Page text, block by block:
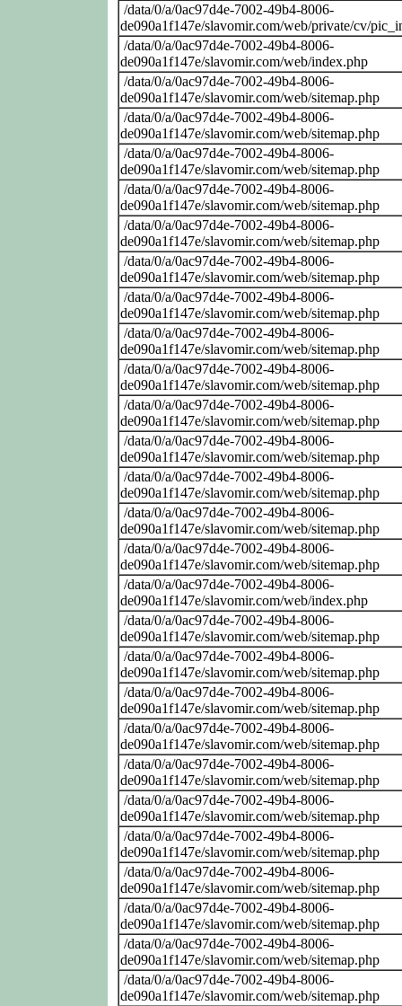
/data/0/a/0ac97d4e-7002-49b4-8006-
de090a1f147e/slavomir.com/web/private/cv/
/data/0/a/0ac97d4e-7002-49b4-8006-
de090a1f147e/slavomir.com/web/index.php
/data/0/a/0ac97d4e-7002-49b4-8006-
de090a1f147e/slavomir.com/web/sitemap.php
/data/0/a/0ac97d4e-7002-49b4-8006-
de090a1f147e/slavomir.com/web/sitemap.php
/data/0/a/0ac97d4e-7002-49b4-8006-
de090a1f147e/slavomir.com/web/sitemap.php
/data/0/a/0ac97d4e-7002-49b4-8006-
de090a1f147e/slavomir.com/web/sitemap.php
/data/0/a/0ac97d4e-7002-49b4-8006-
de090a1f147e/slavomir.com/web/sitemap.php
/data/0/a/0ac97d4e-7002-49b4-8006-
de090a1f147e/slavomir.com/web/sitemap.php
/data/0/a/0ac97d4e-7002-49b4-8006-
de090a1f147e/slavomir.com/web/sitemap.php
/data/0/a/0ac97d4e-7002-49b4-8006-
de090a1f147e/slavomir.com/web/sitemap.php
/data/0/a/0ac97d4e-7002-49b4-8006-
de090a1f147e/slavomir.com/web/sitemap.php
/data/0/a/0ac97d4e-7002-49b4-8006-
de090a1f147e/slavomir.com/web/sitemap.php
/data/0/a/0ac97d4e-7002-49b4-8006-
de090a1f147e/slavomir.com/web/sitemap.php
/data/0/a/0ac97d4e-7002-49b4-8006-
de090a1f147e/slavomir.com/web/sitemap.php
/data/0/a/0ac97d4e-7002-49b4-8006-
de090a1f147e/slavomir.com/web/sitemap.php
/data/0/a/0ac97d4e-7002-49b4-8006-
de090a1f147e/slavomir.com/web/sitemap.php
/data/0/a/0ac97d4e-7002-49b4-8006-
de090a1f147e/slavomir.com/web/index.php
/data/0/a/0ac97d4e-7002-49b4-8006-
de090a1f147e/slavomir.com/web/sitemap.php
/data/0/a/0ac97d4e-7002-49b4-8006-
de090a1f147e/slavomir.com/web/sitemap.php
/data/0/a/0ac97d4e-7002-49b4-8006-
de090a1f147e/slavomir.com/web/sitemap.php
/data/0/a/0ac97d4e-7002-49b4-8006-
de090a1f147e/slavomir.com/web/sitemap.php
/data/0/a/0ac97d4e-7002-49b4-8006-
de090a1f147e/slavomir.com/web/sitemap.php
/data/0/a/0ac97d4e-7002-49b4-8006-
de090a1f147e/slavomir.com/web/sitemap.php
/data/0/a/0ac97d4e-7002-49b4-8006-
de090a1f147e/slavomir.com/web/sitemap.php
/data/0/a/0ac97d4e-7002-49b4-8006-
de090a1f147e/slavomir.com/web/sitemap.php
/data/0/a/0ac97d4e-7002-49b4-8006-
de090a1f147e/slavomir.com/web/sitemap.php
/data/0/a/0ac97d4e-7002-49b4-8006-
de090a1f147e/slavomir.com/web/sitemap.php
/data/0/a/0ac97d4e-7002-49b4-8006-
de090a1f147e/slavomir.com/web/sitemap.php